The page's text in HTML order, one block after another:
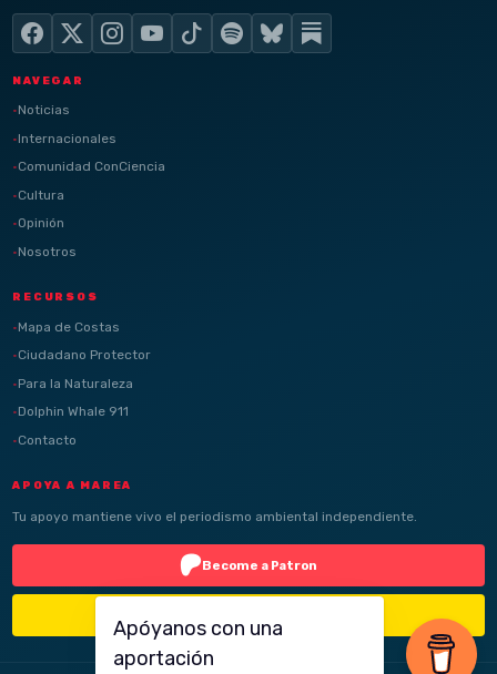
NAVEGAR
Noticias
Internacionales
Comunidad ConCiencia
Cultura
Opinión
Nosotros
RECURSOS
Mapa de Costas
Ciudadano Protector
Para la Naturaleza
Dolphin Whale 911
Contacto
APOYA A MAREA
Tu apoyo mantiene vivo el periodismo ambiental independiente.
Become a Patron
Apóyanos con una
aportación